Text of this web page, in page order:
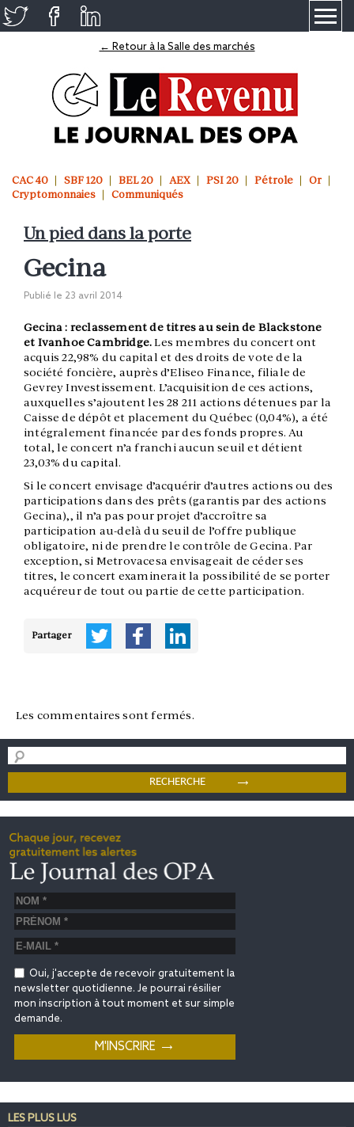
← Retour à la Salle des marchés
CAC 40 SBF 120 BEL 20 AEX PSI 20 Pétrole
Or
Cryptomonnaies
Communiqués
Un pied dans la porte
Gecina
Publié le 23 avril 2014
Gecina : reclassement de titres au sein de Blackstone
et Ivanhoe Cambridge.Les membres du concert ont
acquis 22,98% du capital et des droits de vote de la
société foncière, auprès d’Eliseo Finance, filiale de
Gevrey Investissement. L’acquisition de ces actions,
auxquelles s’ajoutent les 28 211 actions détenues par la
Caisse de dépôt et placement du Québec (0,04%), a été
intégralement financée par des fonds propres. Au
total, le concert n’a franchi aucun seuil et détient
23,03% du capital.
Si le concert envisage d’acquérir d’autres actions ou des
participations dans des prêts (garantis par des actions
Gecina),, il n’a pas pour projet d’accroître sa
participation au-delà du seuil de l’offre publique
obligatoire, ni de prendre le contrôle de Gecina. Par
exception, si Metrovacesa envisageait de céder ses
titres, le concert examinerait la possibilité de se porter
acquéreur de tout ou partie de cette participation.
Partager
Les commentaires sont fermés.
Oui, j'accepte de recevoir gratuitement la
newsletter quotidienne. Je pourrai résilier
mon inscription à tout moment et sur simple
demande.
LES PLUS LUS